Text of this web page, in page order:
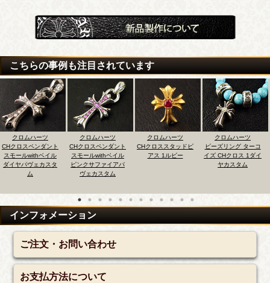
こちらの事例も注目されています
クロムハーツ
CHクロスペンダント
スモールwithベイル
ピンクサファイアパ
ヴェカスタム
クロムハーツ
CHクロススタッドピ
アス 1ルビー
クロムハーツ
ビーズリング ターコ
イズ CHクロス 1ダイ
クロムハーツ
タイニーCHクロス
ャーム 1ダイヤカ
タム
インフォメーション
ご注文・お問い合わせ
お支払方法について